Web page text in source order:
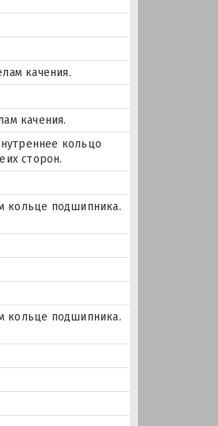
качения.
качения.
кольцо
сторон.
кольце подшипника.
кольце подшипника.